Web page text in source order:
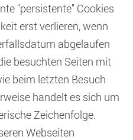
"persistente" Cookies
erst verlieren, wenn
abgelaufen
besuchten Seiten mit
beim letzten Besuch
handelt es sich um
Zeichenfolge.
Webseiten